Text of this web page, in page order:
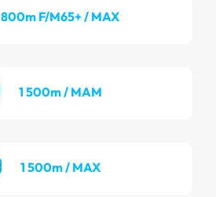
800m F/M65+ / MAX
1 500m / MAM
1 500m / MAX